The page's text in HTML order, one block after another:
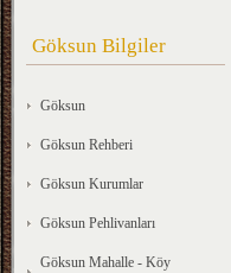
Göksun Bilgiler
Göksun
Göksun Rehberi
Göksun Kurumlar
Göksun Pehlivanları
Göksun Mahalle - Köy